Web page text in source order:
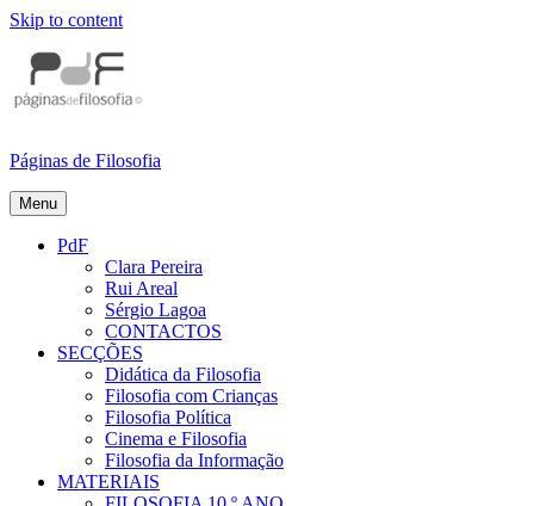
Skip to content
Páginas de Filosofia
Menu
PdF
Clara Pereira
Rui Areal
Sérgio Lagoa
CONTACTOS
SECÇÕES
Didática da Filosofia
Filosofia com Crianças
Filosofia Política
Cinema e Filosofia
Filosofia da Informação
MATERIAIS